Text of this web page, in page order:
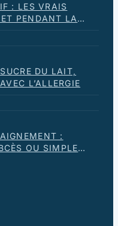
: LES VRAIS
PENDANT LA
DU LAIT,
L’ALLERGIE
:
OU SIMPLE